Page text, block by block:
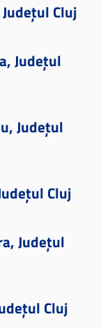
Cluj
Județul
Județul
Cluj
Județul
Cluj